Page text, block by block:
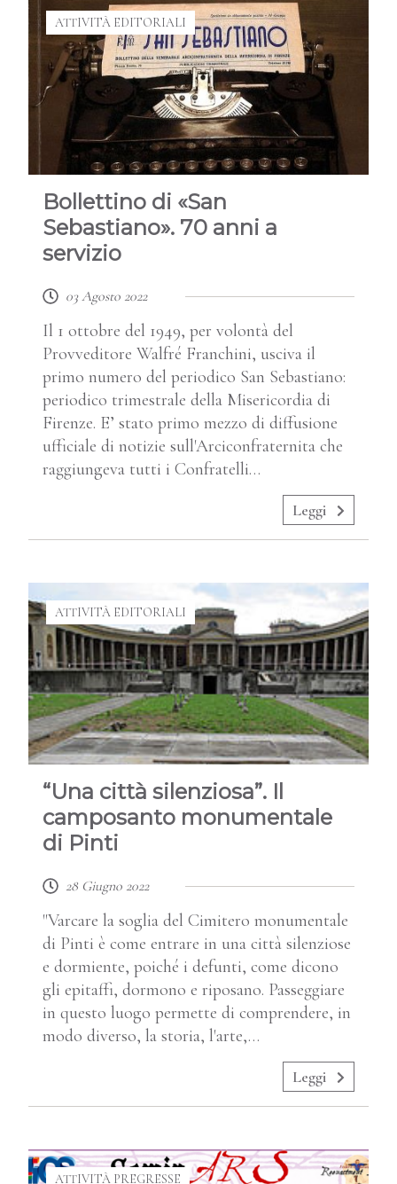
ATTIVITÀ EDITORIALI
Bollettino di «San
Sebastiano». 70 anni a
servizio
03 Agosto 2022
Il 1 ottobre del 1949, per volontà del
Provveditore Walfré Franchini, usciva il
primo numero del periodico San Sebastiano:
periodico trimestrale della Misericordia di
Firenze. E’ stato primo mezzo di diffusione
ufficiale di notizie sull'Arciconfraternita che
raggiungeva tutti i Confratelli…
Leggi
ATTIVITÀ EDITORIALI
“Una città silenziosa”. Il
camposanto monumentale
di Pinti
28 Giugno 2022
"Varcare la soglia del Cimitero monumentale
di Pinti è come entrare in una città silenziose
e dormiente, poiché i defunti, come dicono
gli epitaffi, dormono e riposano. Passeggiare
in questo luogo permette di comprendere, in
modo diverso, la storia, l'arte,…
Leggi
ATTIVITÀ PREGRESSE